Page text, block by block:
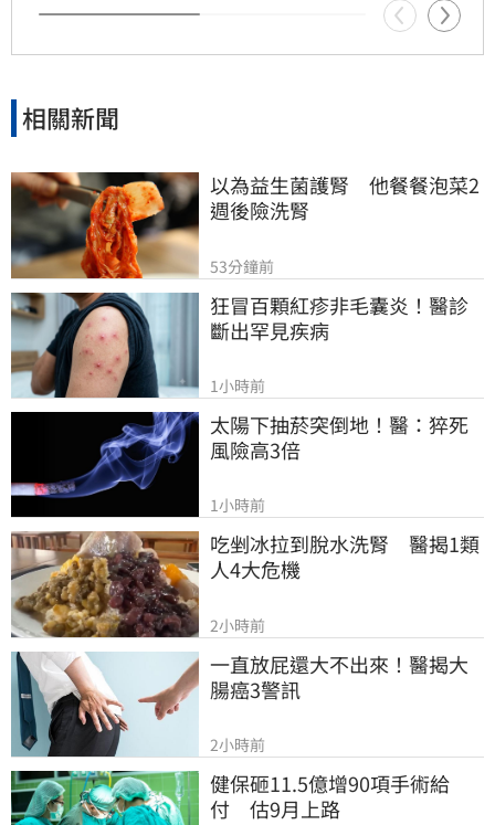
相關新聞
以為益生菌護腎　他餐餐泡菜2
週後險洗腎
53分鐘前
狂冒百顆紅疹非毛囊炎！醫診
斷出罕見疾病
1小時前
太陽下抽菸突倒地！醫：猝死
風險高3倍
1小時前
吃剉冰拉到脫水洗腎　醫揭1類
人4大危機
2小時前
一直放屁還大不出來！醫揭大
腸癌3警訊
2小時前
健保砸11.5億增90項手術給
付　估9月上路